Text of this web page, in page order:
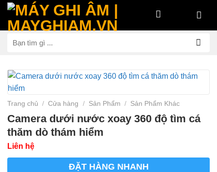
Bỏ
nội
dung
Trang chủ / Cửa hàng / Sản Phẩm / Sản Phẩm Khác
Camera dưới nước xoay 360 độ tìm cá
thăm dò thám hiểm
Liên hệ
ĐẶT HÀNG NHANH